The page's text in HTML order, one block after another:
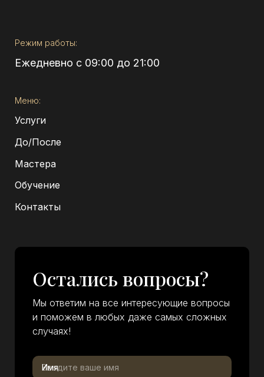
Режим работы:
Ежедневно с 09:00 до 21:00
Меню:
Услуги
До/После
Мастера
Обучение
Контакты
Остались вопросы?
Мы ответим на все интересующие вопросы
и поможем в любых даже самых сложных
случаях!
Имя